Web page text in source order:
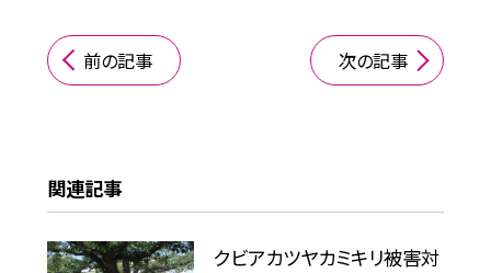
前の記事 次の記事
関連記事
クビアカツヤカミキリ被害対